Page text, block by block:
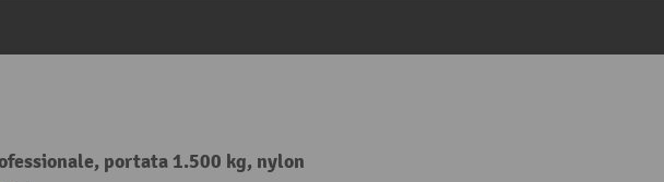
portata 1.500 kg, nylon